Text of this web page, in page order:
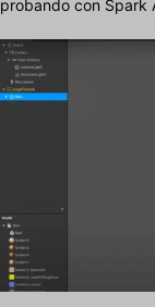
probando con Spark